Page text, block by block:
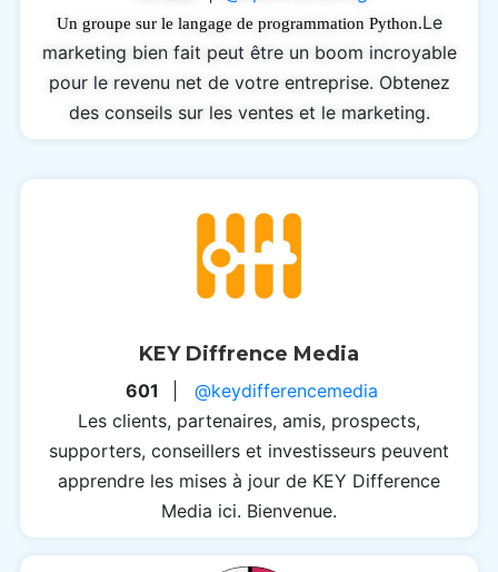
Un groupe sur le langage de programmation Python.Le
marketing bien fait peut être un boom incroyable
pour le revenu net de votre entreprise. Obtenez
des conseils sur les ventes et le marketing.
KEY Diffrence Media
601
@keydifferencemedia
Les clients, partenaires, amis, prospects,
supporters, conseillers et investisseurs peuvent
apprendre les mises à jour de KEY Difference
Media ici. Bienvenue.